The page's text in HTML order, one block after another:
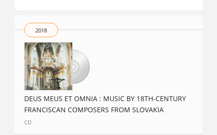
2018
DEUS MEUS ET OMNIA : MUSIC BY 18TH-CENTURY
FRANCISCAN COMPOSERS FROM SLOVAKIA
CD